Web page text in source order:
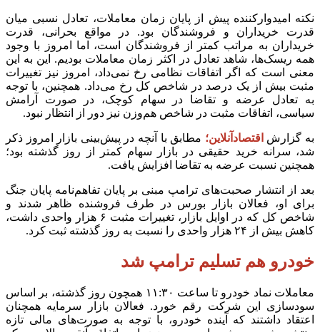
نکته امیدوارکننده پیش از پایان زمان معاملات، تعادل نسبی میان
قدرت خریداران و فروشندگان بود. در مواقع بحرانی، قدرت
خریداران به مراتب کمتر از فروشندگان است، اما امروز با وجود
همه ریسک‌ها، شاهد تعادل در اکثر زمان معاملات بودیم. این به این
معنی است که اگر اتفاقات نظامی رخ نمی‌داد، امروز نیز تغییرات
مثبت بیش از یک درصد در شاخص کل رخ می‌داد. همچنین، با توجه
به تعادل عرضه و تقاضا در سهام کوچک، در صورت آرامش
سیاسی، اتفاقات مثبت در شاخص هم‌وزن نیز دور از انتظار نبود.
به گزارش اقتصادآنلاین؛ مطابق با آنچه در پیش‌بینی بازار امروز ذکر
شد، سرانه خرید حقیقی در بازار سهام کمتر از روز گذشته بود؛
همچنین نسبت عرضه به تقاضا افزایش یافت.
بعد از انتشار صحبت‌های ترامپ مبنی بر پایان تفاهم‌نامه پایان جنگ
برای او، فعالان بازار بورس در طرف فروشنده ظاهر شدند و
شاخص کل که در اوایل بازار، تغییرات مثبت ۶ هزار واحدی داشت،
کاهش بیش از ۲۴ هزار واحدی را نسبت به روز گذشته ثبت کرد.
خودرو هم تسلیم ترامپ شد
معاملات نماد خودرو تا ساعت ۱۱:۳۰ همچون روز گذشته، بر اساس
سودسازی این شرکت رقم خورد. فعالان بازار سرمایه همچنان
اعتقاد داشتند که آینده خودرو، با توجه به صورت‌های مالی تازه